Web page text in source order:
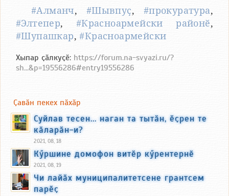
#Алманч, #Шывпуҫ, #прокуратура,
#Элтепер, #Красноармейски районӗ,
#Шупашкар,#Красноармейски
Хыпар ҫӑлкуҫӗ: https://forum.na-svyazi.ru/?
sh...&p=19556286#entry19556286
Ҫавӑн пекех пӑхӑр
Суйлав тесен... наган та тытӑн, ӗҫрен те
кӑларӑн-и?
2021, 08, 18
Кӳршине домофон витӗр кӳрентернӗ
2021, 08, 19
Чи лайӑх муниципалитетсене грантсем
парӗҫ